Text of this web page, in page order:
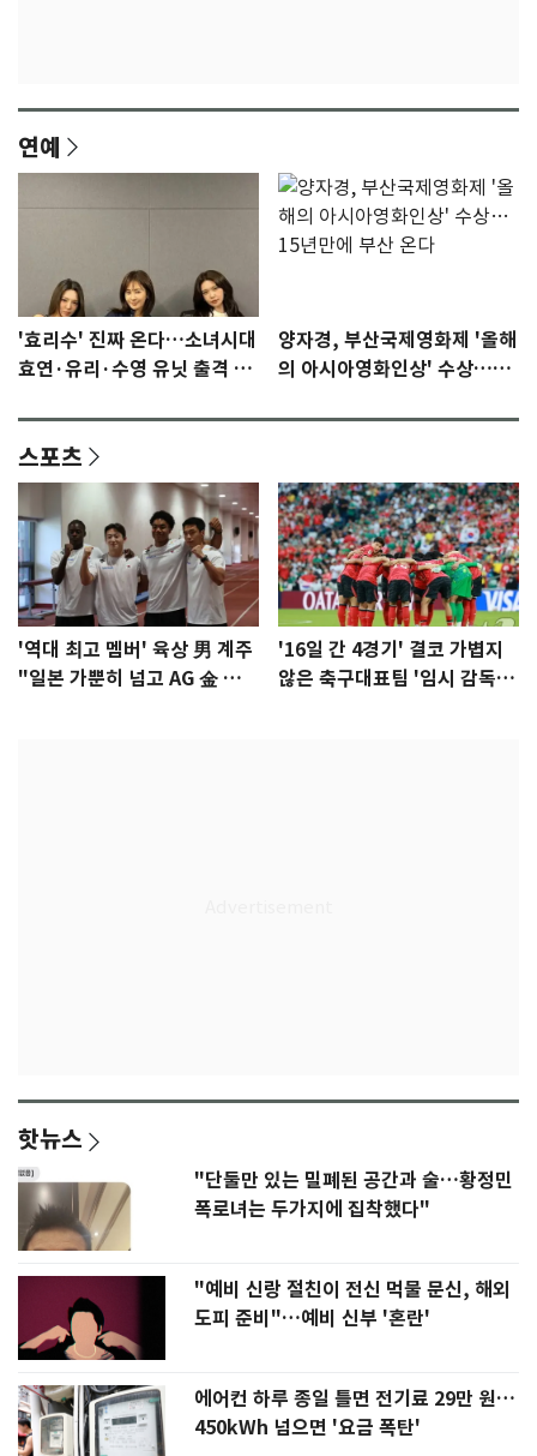
연예
'효리수' 진짜 온다…소녀시대
효연·유리·수영 유닛 출격 [N
양자경, 부산국제영화제 '올해
의 아시아영화인상' 수상…15
스포츠
'역대 최고 멤버' 육상 男 계주
"일본 가뿐히 넘고 AG 金 따겠
'16일 간 4경기' 결코 가볍지
않은 축구대표팀 '임시 감독'
핫뉴스
"단둘만 있는 밀폐된 공간과 술…황정민
폭로녀는 두가지에 집착했다"
"예비 신랑 절친이 전신 먹물 문신, 해외
도피 준비"…예비 신부 '혼란'
에어컨 하루 종일 틀면 전기료 29만 원…
450kWh 넘으면 '요금 폭탄'